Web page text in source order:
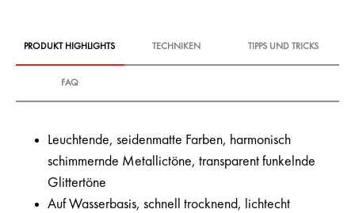
PRODUKT HIGHLIGHTS TECHNIKEN TIPPS UND TRICKS
FAQ
Leuchtende, seidenmatte Farben, harmonisch
schimmernde Metallictöne, transparent funkelnde
Glittertöne
Auf Wasserbasis, schnell trocknend, lichtecht